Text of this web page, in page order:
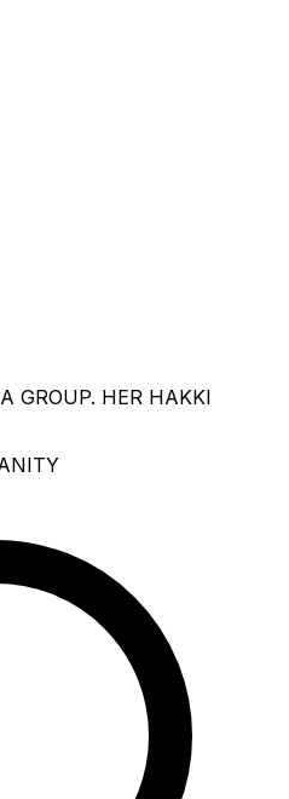
GROUP. HER HAKKI